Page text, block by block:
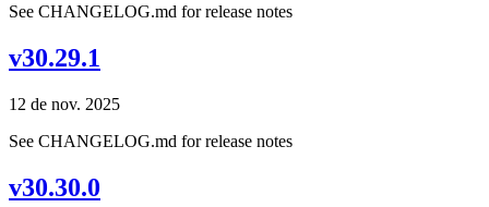
See CHANGELOG.md for release notes
v30.29.1
12 de nov. 2025
See CHANGELOG.md for release notes
v30.30.0